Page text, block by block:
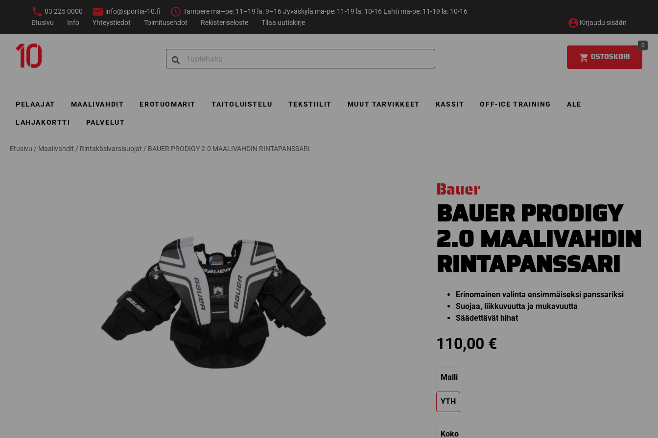
03 225 0000 info@sportia-10.fi
Tampere ma–pe: 11–19 la: 9–16 Jyväskylä ma-pe: 11-19 la: 10-16 Lahti ma-pe: 11-19 la: 10-16
Etusivu
Info Yhteystiedot Toimitusehdot Rekisteriseloste Tilaa uutiskirje Kirjaudu sisään
Search
for:
OSTOSKORI
0
PELAAJAT MAALIVAHDIT EROTUOMARIT TAITOLUISTELU TEKSTIILIT MUUT TARVIKKEET KASSIT OFF-ICE TRAINING ALE
LAHJAKORTTI PALVELUT
Etusivu / Maalivahdit / Rintakäsivarsisuojat / BAUER PRODIGY 2.0 MAALIVAHDIN RINTAPANSSARI
Bauer
BAUER PRODIGY
2.0 MAALIVAHDIN
RINTAPANSSARI
Erinomainen valinta ensimmäiseksi panssariksi
Suojaa, liikkuvuutta ja mukavuutta
Säädettävät hihat
110,00 €
Malli
YTH
Koko